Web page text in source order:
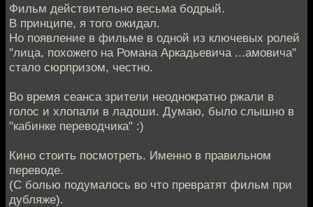
Фильм действительно весьма бодрый.
В принципе, я того ожидал.
Но появление в фильме в одной из ключевых ролей
"лица, похожего на Романа Аркадьевича ...амовича"
стало сюрпризом, честно.
Во время сеанса зрители неоднократно ржали в
голос и хлопали в ладоши. Думаю, было слышно в
"кабинке переводчика" :)
Кино стоить посмотреть. Именно в правильном
переводе.
(С болью подумалось во что превратят фильм при
дубляже).